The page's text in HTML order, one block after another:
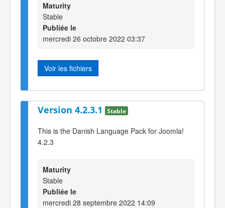
Maturity
Stable
Publiée le
mercredi 26 octobre 2022 03:37
Voir les fichiers
Version 4.2.3.1 Stable
This is the Danish Language Pack for Joomla!
4.2.3
Maturity
Stable
Publiée le
mercredi 28 septembre 2022 14:09